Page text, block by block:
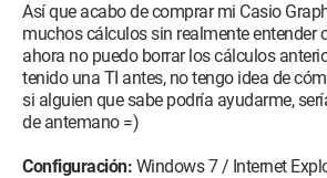
Así que acabo de comprar mi Casio
muchos cálculos sin realmente entender
ahora no puedo borrar los cálculos
tenido una TI antes, no tengo idea de
si alguien que sabe podría ayudarme,
de antemano =)
Configuración: Windows 7 / Internet